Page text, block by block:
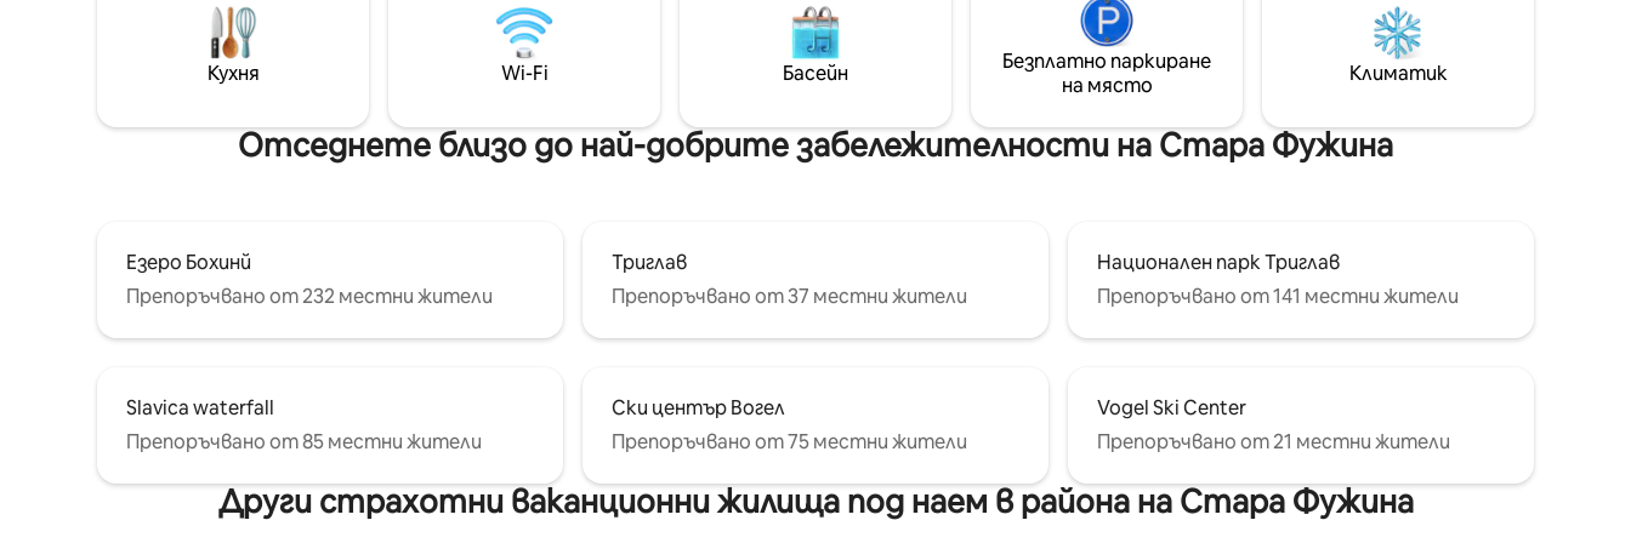
грижа. Сгушете се край камината,
отпийте топъл чай или се
потопете в добра книга, докато
спокойната обстановка нежно
гледките. Останете за усещането
✨
Кухня Wi-Fi Басейн
Безплатно паркиране
на място
Климатик
Отседнете близо до най-добрите забележителности на Стара Фужина
Езеро Бохинй
Препоръчвано от 232 местни жители
Триглав
Препоръчвано от 37 местни жители
Национален парк Триглав
Препоръчвано от 141 местни жители
Slavica waterfall
Препоръчвано от 85 местни жители
Ски център Вогел
Препоръчвано от 75 местни жители
Vogel Ski Center
Препоръчвано от 21 местни жители
Други страхотни ваканционни жилища под наем в района на Стара Фужина